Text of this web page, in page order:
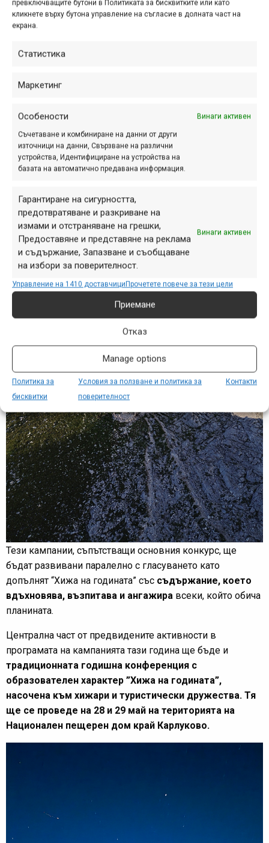
превключващите бутони в Политиката за бисквитките или като
кликнете върху бутона управление на съгласие в долната част на
екрана.
Статистика
Маркетинг
Особености Винаги активен
Съчетаване и комбиниране на данни от други
източници на данни, Свързване на различни
устройства, Идентифициране на устройства на
базата на автоматично предавана информация.
Гарантиране на сигурността,
предотвратяване и разкриване на
измами и отстраняване на грешки,
Предоставяне и представяне на реклама
и съдържание, Запазване и съобщаване
на избори за поверителност.
Винаги активен
Управление на 1410 доставчициПрочетете повече за тези цели
Приемане
Отказ
Manage options
Политика за
бисквитки
Условия за ползване и политика за
поверителност
Контакти
рециклиране;
–“Подай ръка на билките”
образователна акция на Kärcher, фокусирана върху
–“Опознаваме скритите хижи със Subaru”–
комуникационна инициатива за създаване на
информационни материали, популяризиращи слабо
познати, но ценни хижи и заслони сред масовата
Тези кампании, съпътстващи основния конкурс, ще
бъдат развивани паралелно с гласуването като
допълнят “Хижа на годината” със съдържание, което
вдъхновява, възпитава и ангажира всеки, който обича
планината.
Централна част от предвидените активности в
програмата на кампанията тази година ще бъде и
традиционната годишна конференция с
образователен характер ”Хижа на годината”,
насочена към хижари и туристически дружества. Тя
ще се проведе на 28 и 29 май на територията на
Национален пещерен дом край Карлуково.